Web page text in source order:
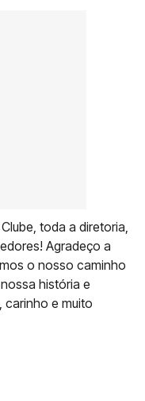
toda a diretoria,
Agradeço a
o nosso caminho
história e
carinho e muito